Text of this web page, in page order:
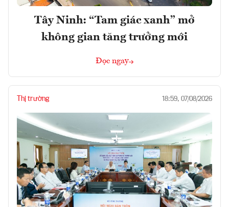
Tây Ninh: “Tam giác xanh” mở
không gian tăng trưởng mới
Đọc ngay
Thị trường 18:59, 07/08/2026